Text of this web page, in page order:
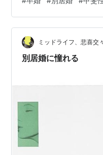
海道へ行くときは今度ど
てわくわくする ●夫の
を見聞きするのがおも
種手続きなどの生活を
ミッドライフ、悲喜交
別居婚に憧れる